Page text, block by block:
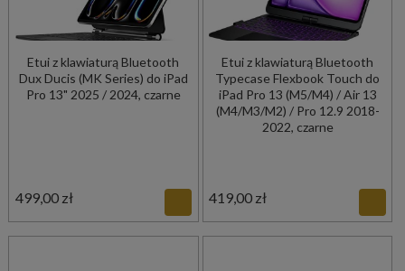
Etui z klawiaturą Bluetooth
Dux Ducis (MK Series) do iPad
Pro 13" 2025 / 2024, czarne
499,00 zł
Etui z klawiaturą Bluetooth
Typecase Flexbook Touch do
iPad Pro 13 (M5/M4) / Air 13
(M4/M3/M2) / Pro 12.9 2018-
2022, czarne
419,00 zł